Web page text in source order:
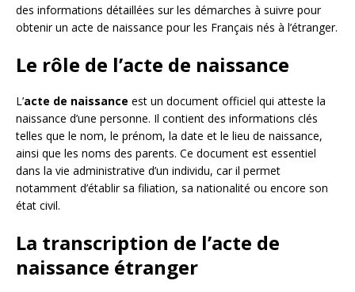
des informations détaillées sur les démarches à suivre pour
obtenir un acte de naissance pour les Français nés à l’étranger.
Le rôle de l’acte de naissance
L’acte de naissance est un document officiel qui atteste la
naissance d’une personne. Il contient des informations clés
telles que le nom, le prénom, la date et le lieu de naissance,
ainsi que les noms des parents. Ce document est essentiel
dans la vie administrative d’un individu, car il permet
notamment d’établir sa filiation, sa nationalité ou encore son
état civil.
La transcription de l’acte de
naissance étranger